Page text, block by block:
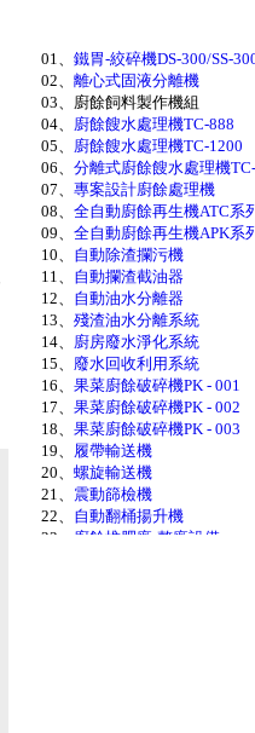
01、 鐵胃-絞碎機DS-300/SS-
02、 離心式固液分離機
03、廚餘飼料製作機組
04、 廚餘餿水處理機TC-888
05、 廚餘餿水處理機TC-1200
06、 分離式廚餘餿水處理機
07、 專案設計廚餘處理機
08、 全自動廚餘再生機ATC系
09、 全自動廚餘再生機APK系
10、 自動除渣攔污機
11、 自動攔渣截油器
12、 自動油水分離器
13、 殘渣油水分離系統
14、 廚房廢水淨化系統
15、 廢水回收利用系統
16、 果菜廚餘破碎機PK - 001
17、 果菜廚餘破碎機PK - 002
18、 果菜廚餘破碎機PK - 003
19、 履帶輸送機
20、 螺旋輸送機
21、 震動篩檢機
22、 自動翻桶揚升機
23、 廚餘堆肥廠-整廠設備